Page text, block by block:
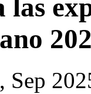
las
Sep